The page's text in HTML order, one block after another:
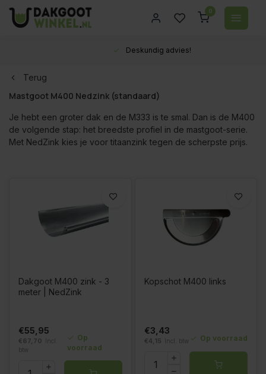
0
Deskundig advies!
Terug
Mastgoot M400 Nedzink (standaard)
Je hebt een groter dak en de M333 is te smal. Dan is de M400
de volgende stap: het breedste profiel in de mastgoot-serie.
Met NedZink kies je voor titaanzink tegen de scherpste prijs.
Dakgoot M400 zink - 3
meter | NedZink
€55,95
€67,70
Incl.
btw
Op
voorraad
Kopschot M400 links
€3,43
€4,15 Incl. btw Op voorraad